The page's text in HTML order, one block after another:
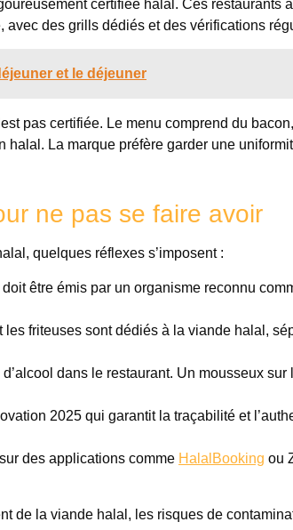
certifiée halal. Ces restaurants
des grills dédiés et des vérifications
et le déjeuner
pas certifiée. Le menu comprend du
La marque préfère garder une
ne pas se faire avoir
quelques réflexes s’imposent :
être émis par un organisme reconnu
friteuses sont dédiés à la viande halal,
dans le restaurant. Un mousseux sur
2025 qui garantit la traçabilité et
des applications comme HalalBooking ou
de la viande halal, les risques de